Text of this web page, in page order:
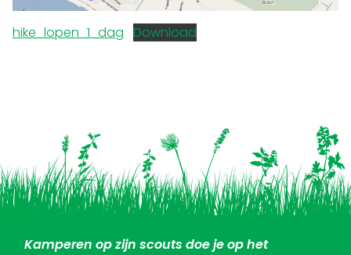
hike_lopen_1_dag Download
Kamperen op zijn scouts doe je op het